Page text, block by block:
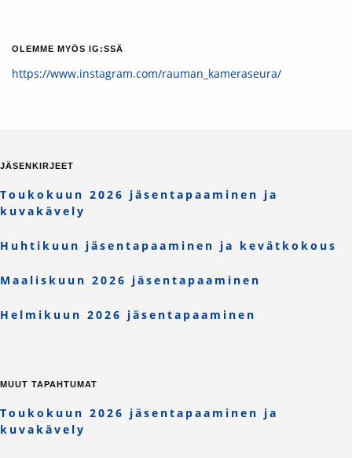
OLEMME MYÖS IG:SSÄ
https://www.instagram.com/rauman_kameraseura/
JÄSENKIRJEET
Toukokuun 2026 jäsentapaaminen ja
kuvakävely
Huhtikuun jäsentapaaminen ja kevätkokous
Maaliskuun 2026 jäsentapaaminen
Helmikuun 2026 jäsentapaaminen
MUUT TAPAHTUMAT
Toukokuun 2026 jäsentapaaminen ja
kuvakävely